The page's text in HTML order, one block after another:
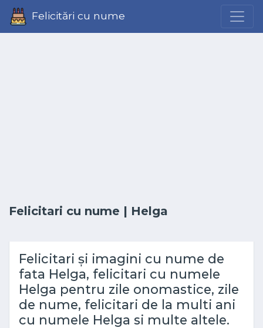
Felicitări cu nume
Felicitari cu nume | Helga
Felicitari și imagini cu nume de
fata Helga, felicitari cu numele
Helga pentru zile onomastice, zile
de nume, felicitari de la multi ani
cu numele Helga si multe altele.